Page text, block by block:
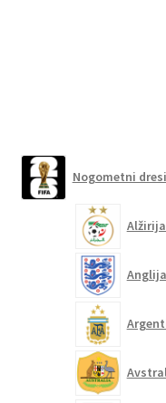
Nogometni dresi